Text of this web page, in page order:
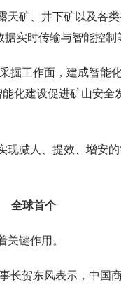
天矿、井下矿以及各
实时传输与智能控制
掘工作面，建成智能
化建设促进矿山安
减人、提效、增安
全球首个
键作用。
长贺东风表示，中国